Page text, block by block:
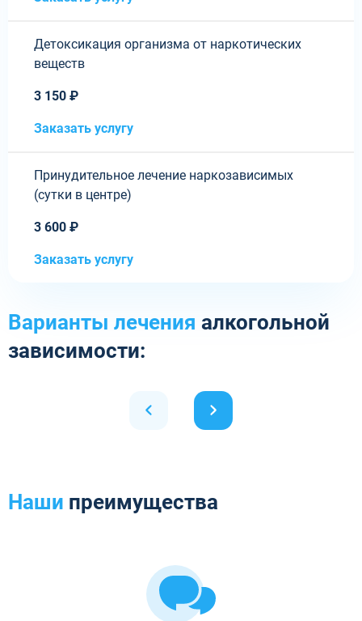
Детоксикация организма от наркотических
веществ
3 150 ₽
Заказать услугу
Принудительное лечение наркозависимых
(сутки в центре)
3 600 ₽
Заказать услугу
Варианты лечения алкогольной
зависимости:
Наши преимущества